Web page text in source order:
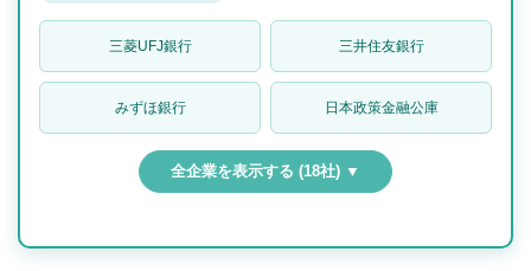
三菱UFJ銀行 三井住友銀行
みずほ銀行 日本政策金融公庫
全企業を表示する (18社) ▼